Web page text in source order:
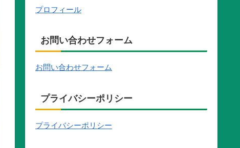
プロフィール
お問い合わせフォーム
お問い合わせフォーム
プライバシーポリシー
プライバシーポリシー